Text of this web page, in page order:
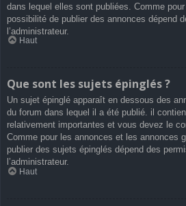
dans lequel elles sont publiées. Comme
possibilité de publier des annonces dépend
l’administrateur.
Haut
Que sont les sujets épinglés ?
Un sujet épinglé apparaît en dessous des
du forum dans lequel il a été publié. il
relativement importantes et vous devez le
Comme pour les annonces et les annonces
publier des sujets épinglés dépend des
l’administrateur.
Haut